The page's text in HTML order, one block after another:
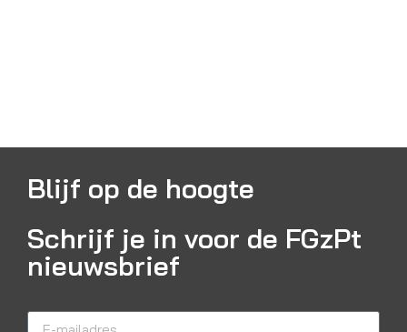
Blijf op de hoogte
Schrijf je in voor de FGzPt
nieuwsbrief